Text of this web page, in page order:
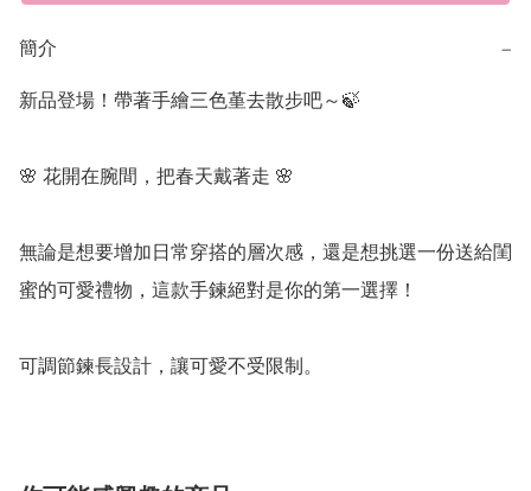
簡介 −
新品登場！帶著手繪三色堇去散步吧～🍃
🌸 花開在腕間，把春天戴著走 🌸
無論是想要增加日常穿搭的層次感，還是想挑選一份送給閨
蜜的可愛禮物，這款手鍊絕對是你的第一選擇！
可調節鍊長設計，讓可愛不受限制。